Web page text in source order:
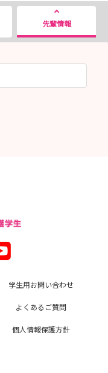
先輩情報
学生用お問い合わせ
よくあるご質問
個人情報保護方針